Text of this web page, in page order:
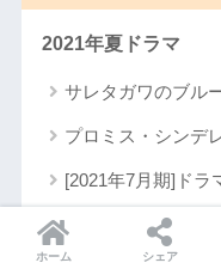
2021年夏ドラマ
サレタガワのブル
プロミス・シンデ
[2021年7月期]ドラ
[2021年7月期]ドラ
ホーム シェア